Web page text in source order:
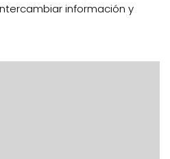
información y